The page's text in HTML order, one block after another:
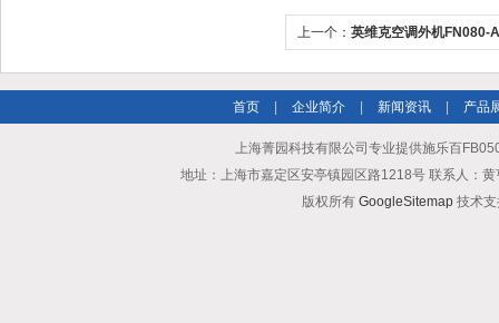
上一个： 英维克空调外机FN080-
首页 企业简介 新闻资讯 产品
上海菁园科技有限公司专业提供施乐百
地址：上海市嘉定区安亭镇园区路1218号 联系人：
版权所有 GoogleSitemap技术支